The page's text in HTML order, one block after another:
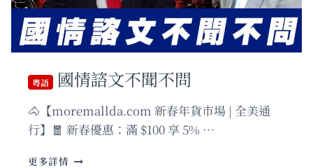
是
什
麼?
中
會
手
嗎？
伊
粵語 國情諮文不聞不問
🐴【moremallda.com 新春年貨市場 | 全美通
行】🧧 新春優惠：滿 $100 享 5% …
更多詳情